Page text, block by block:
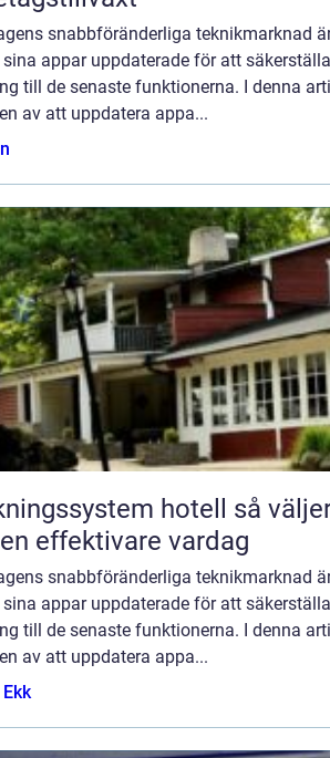
snabbföränderliga teknikmarknad
appar uppdaterade för att
till de senaste funktionerna. I denna
av att uppdatera appa...
hotell så väljer du rätt lösning
effektivare vardag
snabbföränderliga teknikmarknad
appar uppdaterade för att
till de senaste funktionerna. I denna
av att uppdatera appa...